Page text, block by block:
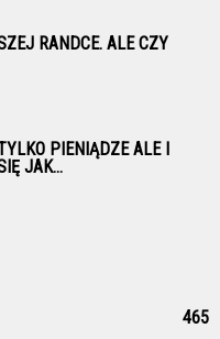
RANDCE. ALE CZY
PIENIĄDZE ALE I
JAK...
465